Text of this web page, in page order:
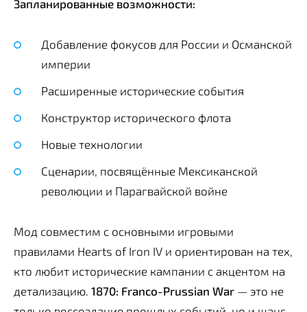
Запланированные возможности:
Добавление фокусов для России и Османской
империи
Расширенные исторические события
Конструктор исторического флота
Новые технологии
Сценарии, посвящённые Мексиканской
революции и Парагвайской войне
Мод совместим с основными игровыми
правилами Hearts of Iron IV и ориентирован на тех,
кто любит исторические кампании с акцентом на
детализацию. 1870: Franco-Prussian War — это не